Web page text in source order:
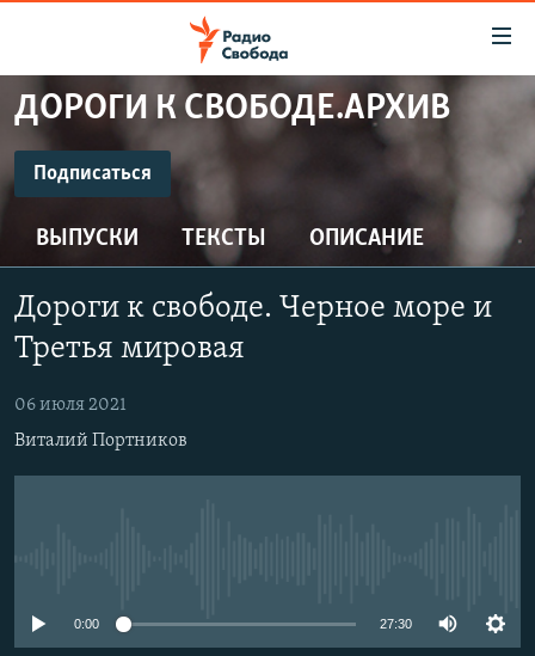
упрощенного
Вернуться
основному
содержанию
Вернутся
главной
Вернутся
поиску
ПРОГРАММЫ
ПОДКАСТЫ
АВТОРСКИЕ ПРОЕКТЫ
МНЕНИЯ
КУЛЬТУРА
КАВКАЗ.РЕАЛИИ
СЕВЕР.РЕАЛИИ
ДОРОГИ К СВОБОДЕ.АРХИВ
Подписаться
ПОДПИСАТЬСЯ
CastBox
Подписаться
ВЫПУСКИ ТЕКСТЫ ОПИСАНИЕ
Дороги к свободе. Черное море и
Третья мировая
06 июля 2021
Виталий Портников
0:00 27:30